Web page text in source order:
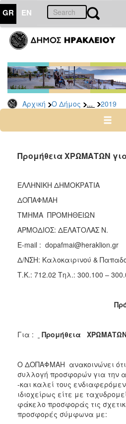
GR EN
Αρχική Ο Δήμος ... 2019
ΔΗΜΟΣ
Διακηρύξεις
-
Δημοπρασίες
Αρχείο
2025
2023
2021
2020
2019
2018
2017
2016
2015
ΠΟΛΙΤΙΣΜΟΣ
ΑΝΘΕΚΤΙΚΗ
ΠΟΛΗ
Προμήθεια ΧΡΩΜΑΤΩΝ
ΕΛΛΗΝΙΚΗ
ΔΟΠΑΦΜΑΗ
ΤΜΗΜΑ ΠΡΟΜΗΘΕΙΩΝ
ΑΡΜΟΔΙΟΣ: ΔΕΛΑΤΟΛΑΣ Ν.
E-mail : dopafmai@heraklion.gr
Δ/ΝΣΗ:
Τ.Κ.: 712.02 Τηλ.: 300.100 –
Για : Προμήθεια
Ο ΔΟΠΑΦΜΑΗ ανακοινώνει ότι
συλλογή προσφορών για την
-και καλεί τους
ιδιοχείρως είτε με
φάκελο προσφοράς τις
προσφορές σύμφωνα με: